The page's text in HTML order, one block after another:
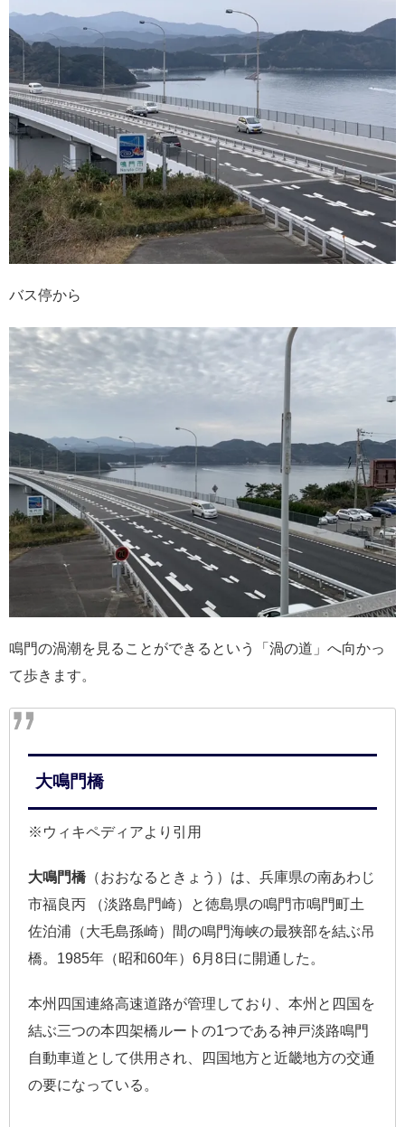
バス停から
鳴門の渦潮を見ることができるという「渦の道」へ向かっ
て歩きます。
大鳴門橋
※ウィキペディアより引用
大鳴門橋（おおなるときょう）は、兵庫県の南あわじ
市福良丙 （淡路島門崎）と徳島県の鳴門市鳴門町土
佐泊浦（大毛島孫崎）間の鳴門海峡の最狭部を結ぶ吊
橋。1985年（昭和60年）6月8日に開通した。
本州四国連絡高速道路が管理しており、本州と四国を
結ぶ三つの本四架橋ルートの1つである神戸淡路鳴門
自動車道として供用され、四国地方と近畿地方の交通
の要になっている。